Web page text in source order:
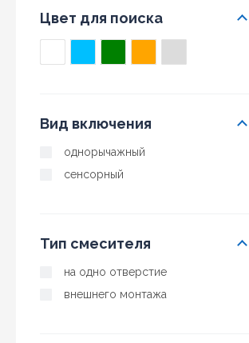
Цвет для поиска
Вид включения
однорычажный
сенсорный
Тип смесителя
на одно отверстие
внешнего монтажа